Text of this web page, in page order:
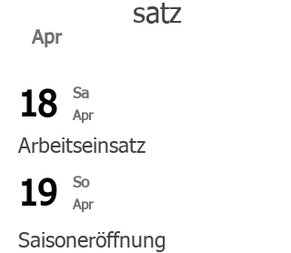
Apr
satz
18 Sa
Apr
Arbeitseinsatz
19 So
Apr
Saisoneröffnung